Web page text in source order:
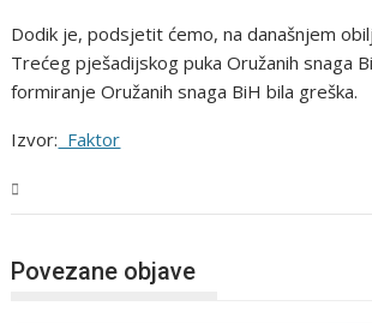
Dodik je, podsjetit ćemo, na današnjem
Trećeg pješadijskog puka Oružanih snaga
formiranje Oružanih snaga BiH bila greška.
Izvor: Faktor
Povezane objave